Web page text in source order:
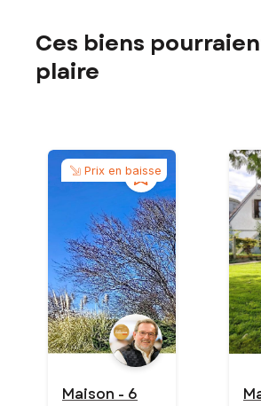
Ces biens
plaire
Prix en baisse
Maison - 6